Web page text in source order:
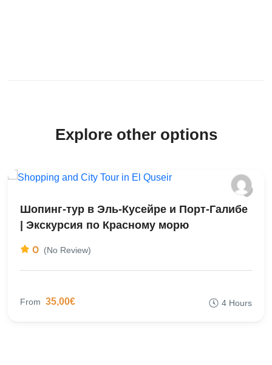
Explore other options
Шопинг-тур в Эль-Кусейре и Порт-Галибе
| Экскурсия по Красному морю
0 (No Review)
From 35,00€ 4 Hours